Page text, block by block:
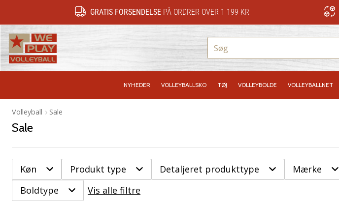
GRATIS FORSENDELSE PÅ ORDRER OVER 1 199 KR
NYHEDER VOLLEYBALLSKO TØJ VOLLEYBOLDE VOLLEYBALLNET
Volleyball Sale
Sale
Køn Produkt type Detaljeret produkttype Mærke
Boldtype
Vis alle filtre